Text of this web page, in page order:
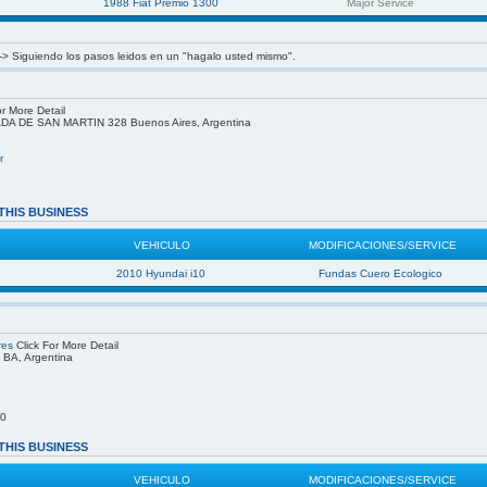
1988 Fiat Premio 1300 Major Service
Siguiendo los pasos leidos en un "hagalo usted mismo".
More Detail
DE SAN MARTIN 328 Buenos Aires, Argentina
BUSINESS
VEHICULO MODIFICACIONES/SERVICE
2010 Hyundai i10 Fundas Cuero Ecologico
Click For More Detail
Argentina
BUSINESS
VEHICULO MODIFICACIONES/SERVICE